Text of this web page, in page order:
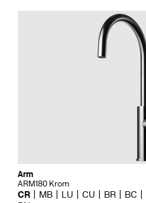
Arm
ARM180 Krom
CR MB LU CU BR BC